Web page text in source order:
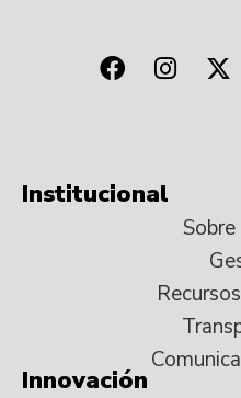
Institucional
Innovación